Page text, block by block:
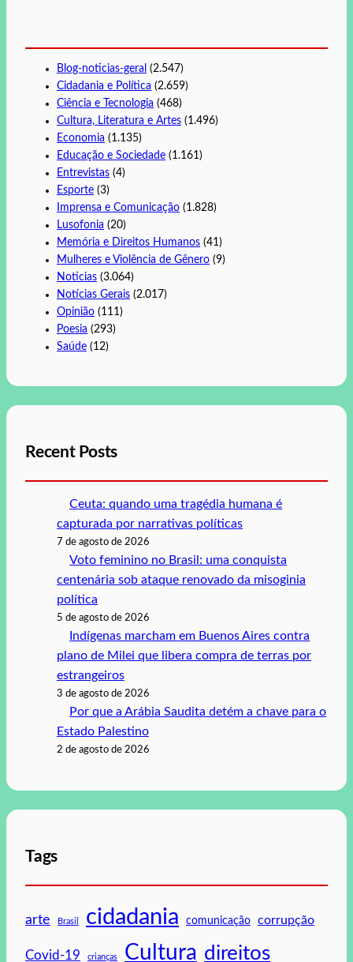
Blog-noticias-geral (2.547)
Cidadania e Política (2.659)
Ciência e Tecnologia (468)
Cultura, Literatura e Artes (1.496)
Economia (1.135)
Educação e Sociedade (1.161)
Entrevistas (4)
Esporte (3)
Imprensa e Comunicação (1.828)
Lusofonia (20)
Memória e Direitos Humanos (41)
Mulheres e Violência de Gênero (9)
Noticias (3.064)
Notícias Gerais (2.017)
Opinião (111)
Poesia (293)
Saúde (12)
Recent Posts
Ceuta: quando uma tragédia humana é
capturada por narrativas políticas
7 de agosto de 2026
Voto feminino no Brasil: uma conquista
centenária sob ataque renovado da misoginia
política
5 de agosto de 2026
Indígenas marcham em Buenos Aires contra
plano de Milei que libera compra de terras por
estrangeiros
3 de agosto de 2026
Por que a Arábia Saudita detém a chave para o
Estado Palestino
2 de agosto de 2026
Tags
arte Brasil cidadania comunicação corrupção
Covid-19 crianças Cultura direitos